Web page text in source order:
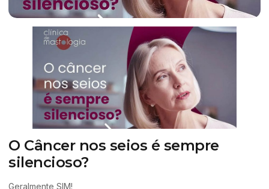
O Câncer nos seios é sempre
silencioso?
Geralmente SIM!